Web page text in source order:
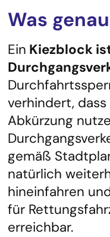
Was
Ein Kiezblock
verhindert,
Abkürzung
gemäß
natürlich
hineinfahren
für
erreichbar.